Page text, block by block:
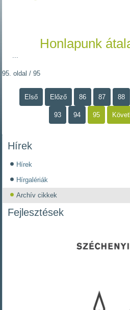
Honlapunk
95. oldal / 95
Első Előző 86 87 88
93 94 95
Hírek
Hírek
Hírgalériák
Archív cikkek
Fejlesztések